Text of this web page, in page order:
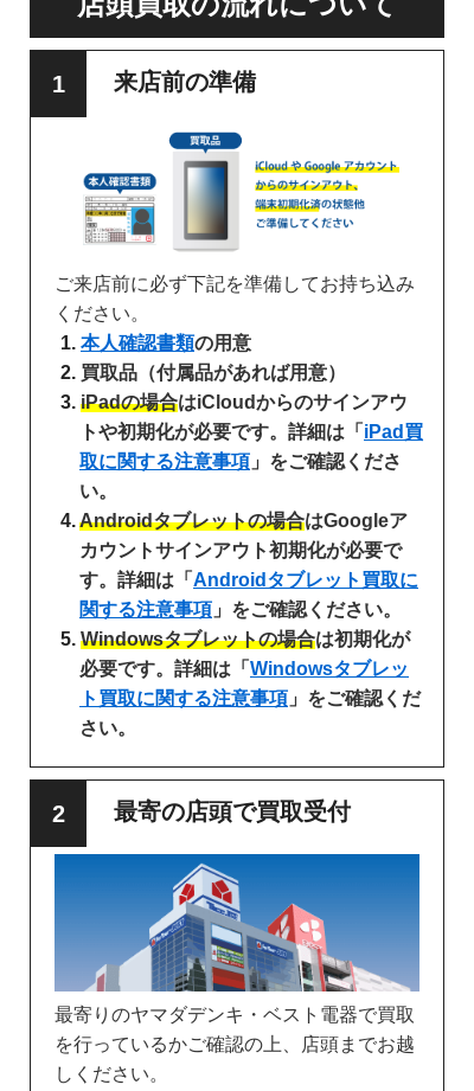
来店前の準備
ご来店前に必ず下記を準備してお持ち込み
ください。
本人確認書類の用意
買取品（付属品があれば用意）
iPadの場合はiCloudからのサインアウ
トや初期化が必要です。詳細は「 iPad買
取に関する注意事項 」をご確認くださ
い。
Androidタブレットの場合はGoogleア
カウントサインアウト初期化が必要で
す。詳細は「 Androidタブレット買取に
関する注意事項 」をご確認ください。
Windowsタブレットの場合は初期化が
必要です。詳細は「 Windowsタブレッ
ト買取に関する注意事項 」をご確認くだ
さい。
最寄の店頭で買取受付
最寄りのヤマダデンキ・ベスト電器で買取
を行っているかご確認の上、店頭までお越
しください。